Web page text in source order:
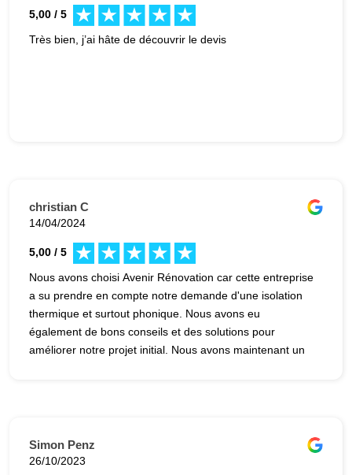
et continue d'être, très à l'écoute, sympathique, et surtout
très réactif et qui a su immédiatement adresser nos
5,00 / 5
Très bien, j’ai hâte de découvrir le devis
christian C
14/04/2024
5,00 / 5
Nous avons choisi Avenir Rénovation car cette entreprise
a su prendre en compte notre demande d'une isolation
thermique et surtout phonique. Nous avons eu
également de bons conseils et des solutions pour
améliorer notre projet initial. Nous avons maintenant un
Simon Penz
26/10/2023